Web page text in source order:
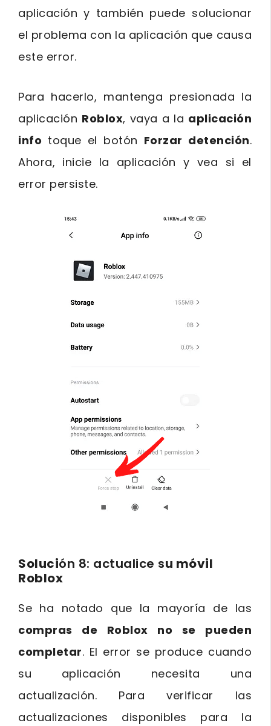
aplicación y también puede solucionar
el problema con la aplicación que causa
este error.
Para hacerlo, mantenga presionada la
aplicación Roblox, vaya a la aplicación
info toque el botón Forzar detención.
Ahora, inicie la aplicación y vea si el
error persiste.
Solución 8: actualice su móvil
Roblox
Se ha notado que la mayoría de las
compras de Roblox no se pueden
completar. El error se produce cuando
su aplicación necesita una
actualización. Para verificar las
actualizaciones disponibles para la